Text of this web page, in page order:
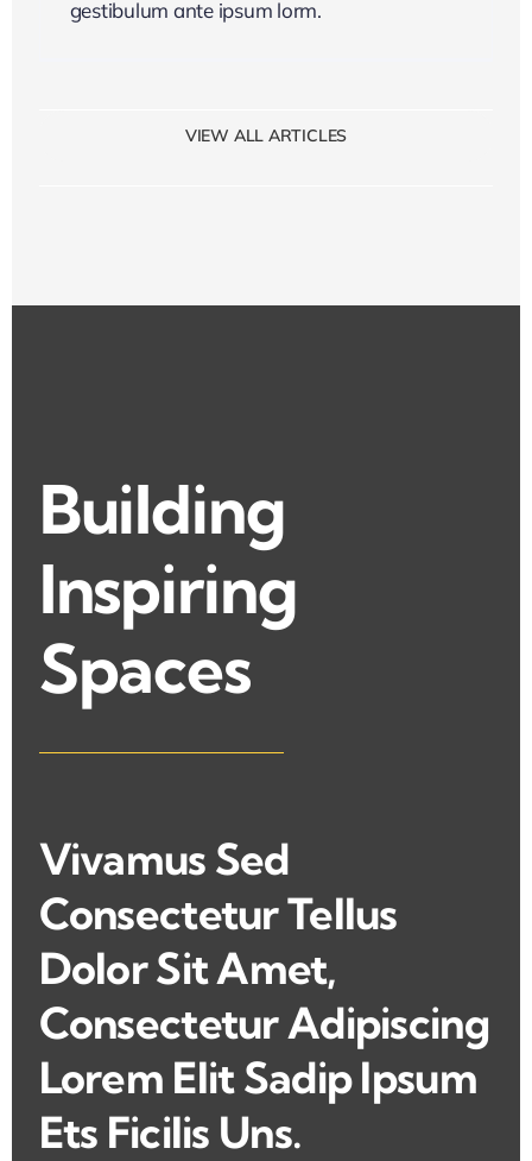
gestibulum ante ipsum lorm.
VIEW ALL ARTICLES
Building
Inspiring
Spaces
Vivamus Sed
Consectetur Tellus
Dolor Sit Amet,
Consectetur Adipiscing
Lorem Elit Sadip Ipsum
Ets Ficilis Uns.